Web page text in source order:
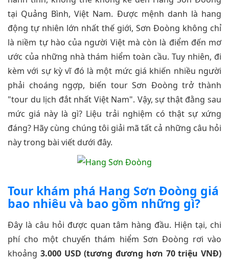
tại Quảng Bình, Việt Nam. Được mệnh danh là hang
động tự nhiên lớn nhất thế giới, Sơn Đoòng không chỉ
là niềm tự hào của người Việt mà còn là điểm đến mơ
ước của những nhà thám hiểm toàn cầu. Tuy nhiên, đi
kèm với sự kỳ vĩ đó là một mức giá khiến nhiều người
phải choáng ngợp, biến tour Sơn Đoòng trở thành
"tour du lịch đắt nhất Việt Nam". Vậy, sự thật đằng sau
mức giá này là gì? Liệu trải nghiệm có thật sự xứng
đáng? Hãy cùng chúng tôi giải mã tất cả những câu hỏi
này trong bài viết dưới đây.
Tour khám phá Hang Sơn Đoòng giá
bao nhiêu và bao gồm những gì?
Đây là câu hỏi được quan tâm hàng đầu. Hiện tại, chi
phí cho một chuyến thám hiểm Sơn Đoòng rơi vào
khoảng 3.000 USD (tương đương hơn 70 triệu VNĐ)